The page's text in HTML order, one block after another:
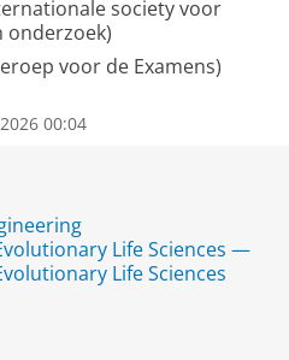
society voor
onderzoek)
voor de Examens)
00:04
Life Sciences —
Life Sciences